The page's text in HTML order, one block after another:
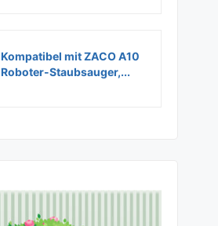
Kompatibel mit ZACO A10
Roboter-Staubsauger,...